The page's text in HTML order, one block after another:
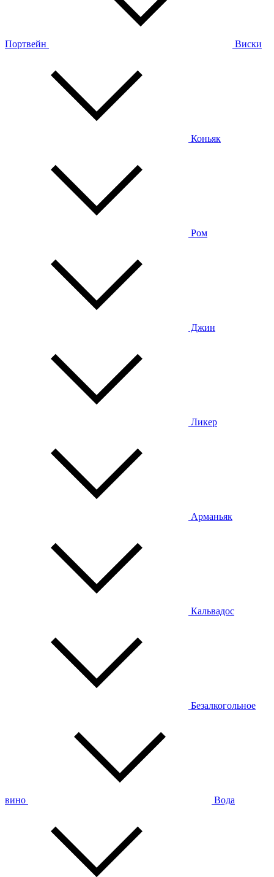
Портвейн Виски
Коньяк
Ром
Джин
Ликер
Арманьяк
Кальвадос
Безалкогольное
вино Вода